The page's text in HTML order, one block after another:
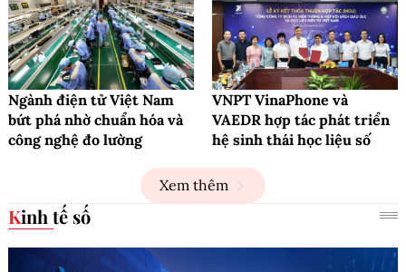
Ngành điện tử Việt Nam
bứt phá nhờ chuẩn hóa và
công nghệ đo lường
VNPT VinaPhone và
VAEDR hợp tác phát triển
hệ sinh thái học liệu số
Xem thêm
Kinh tế số